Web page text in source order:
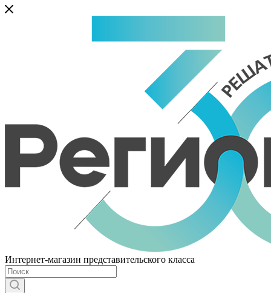
Интернет-магазин представительского класса